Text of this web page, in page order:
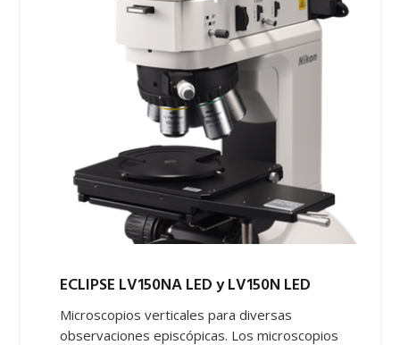
ECLIPSE LV150NA LED y LV150N LED
Microscopios verticales para diversas
observaciones episcópicas. Los microscopios